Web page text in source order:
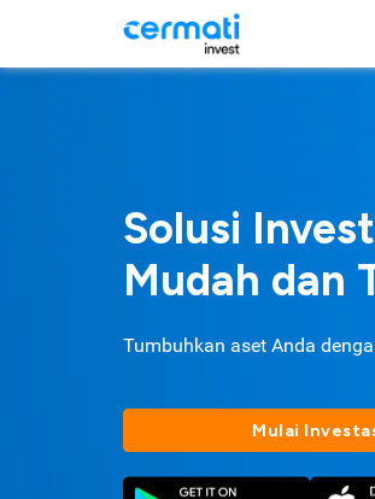
Solusi
Mudah dan
Tumbuhkan aset Anda
Mulai